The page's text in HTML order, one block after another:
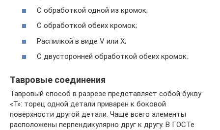
С обработкой одной из кромок;
С обработкой обеих кромок;
Распилкой в виде V или X;
С двусторонней обработкой обеих кромок.
Тавровые соединения
Тавровый способ в разрезе представляет собой букву
«Т»: торец одной детали приварен к боковой
поверхности другой детали. Чаще всего элементы
расположены перпендикулярно друг к другу. В ГОСТе